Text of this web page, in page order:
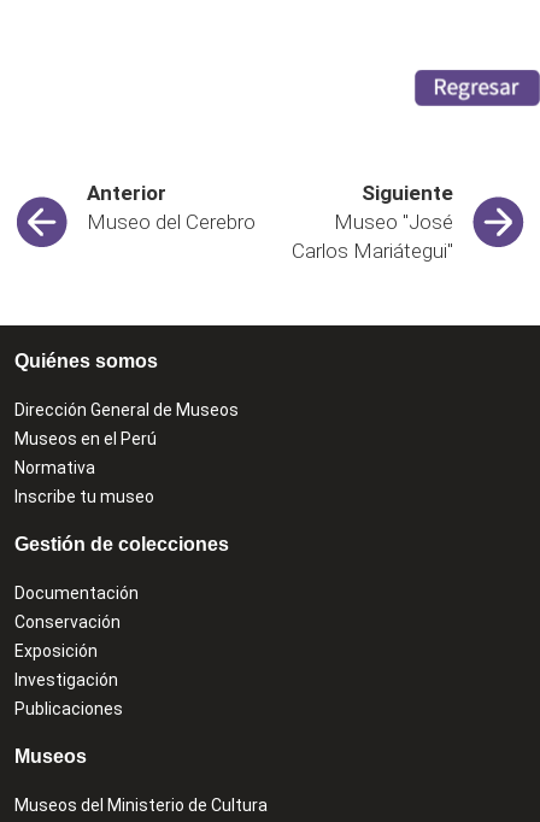
Anterior
Museo del Cerebro
Siguiente
Museo "José
Carlos Mariátegui"
Quiénes somos
Dirección General de Museos
Museos en el Perú
Normativa
Inscribe tu museo
Gestión de colecciones
Documentación
Conservación
Exposición
Investigación
Publicaciones
Museos
Museos del Ministerio de Cultura